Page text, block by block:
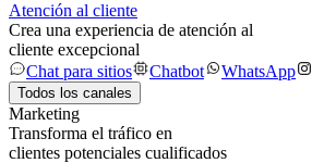
Atención al cliente
Crea una experiencia de atención al
cliente excepcional
Chat para sitios
Chatbot WhatsApp
Todos los canales
Marketing
Transforma el tráfico en
clientes potenciales cualificados